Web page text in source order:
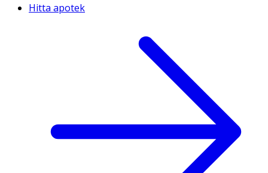
Hitta apotek